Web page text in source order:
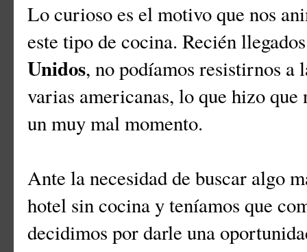
Lo curioso es el motivo que nos
este tipo de cocina. Recién
Unidos, no podíamos resistirnos a
varias americanas, lo que hizo que
un muy mal momento.
Ante la necesidad de buscar algo
hotel sin cocina y teníamos que
decidimos por darle una